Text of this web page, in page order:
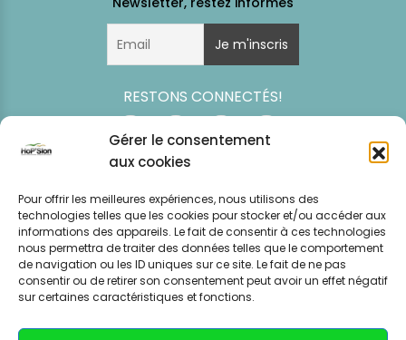
Gérer le consentement
aux cookies
Pour offrir les meilleures expériences, nous utilisons des
technologies telles que les cookies pour stocker et/ou accéder aux
informations des appareils. Le fait de consentir à ces technologies
nous permettra de traiter des données telles que le comportement
de navigation ou les ID uniques sur ce site. Le fait de ne pas
consentir ou de retirer son consentement peut avoir un effet négatif
sur certaines caractéristiques et fonctions.
RESTONS CONNECTÉS!
Simulation
tarifaire
Event
News
Mentions légales
CGV – CGU
Politique de